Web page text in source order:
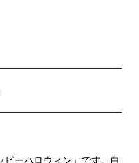
ーハロウィン」です。白